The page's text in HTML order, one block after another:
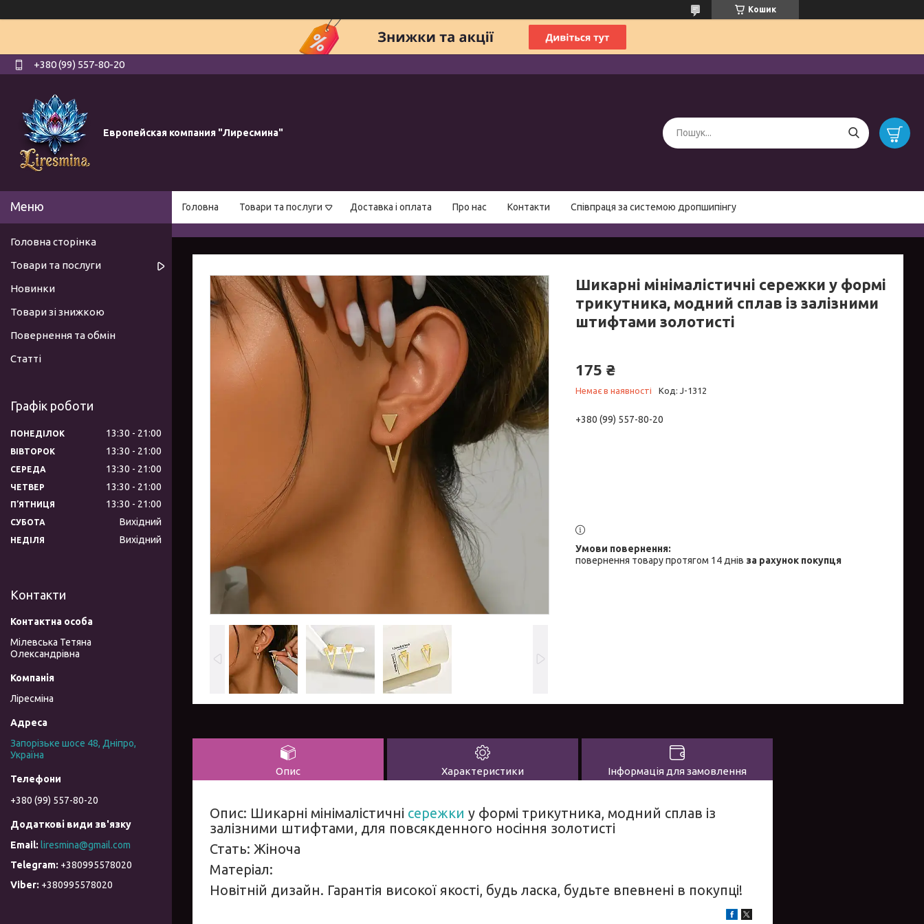
Кошик
+380 (99) 557-80-20
Европейская компания "Лиресмина"
Головна Товари та послуги Доставка і оплата Про нас Контакти Співпраця за системою дропшипінгу
Шикарні мінімалістичні сережки у формі
трикутника, модний сплав із залізними
штифтами золотисті
175 ₴
Немає в наявності Код: J-1312
+380 (99) 557-80-20
повернення товару протягом 14 днів за рахунок покупця
Опис Характеристики Інформація для замовлення
Опис: Шикарні мінімалістичні сережки у формі трикутника, модний сплав із
залізними штифтами, для повсякденного носіння золотисті
Стать: Жіноча
Матеріал:
Новітній дизайн. Гарантія високої якості, будь ласка, будьте впевнені в покупці!
Головна сторінка
Товари та послуги
Новинки
Товари зі знижкою
Повернення та обмін
Статті
Графік роботи
ПОНЕДІЛОК 13:30 21:00
ВІВТОРОК 13:30 21:00
СЕРЕДА 13:30 21:00
ЧЕТВЕР 13:30 21:00
ПʼЯТНИЦЯ 13:30 21:00
СУБОТА Вихідний
НЕДІЛЯ Вихідний
Контакти
Мілевська Тетяна
Олександрівна
Ліресміна
Запорізьке шосе 48, Дніпро,
Україна
+380 (99) 557-80-20
liresmina@gmail.com
+380995578020
+380995578020